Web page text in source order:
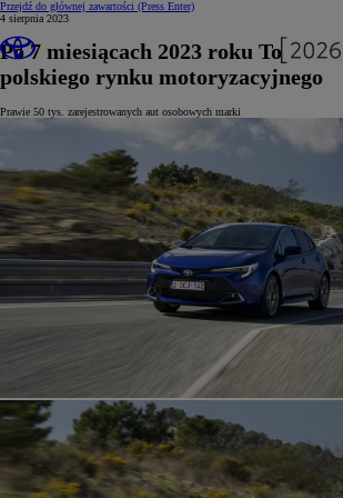
Przejdź do głównej zawartości (Press Enter)
4 sierpnia 2023
Po 7 miesiącach 2023 roku Toyota
polskiego rynku motoryzacyjnego
Prawie 50 tys. zarejestrowanych aut osobowych marki